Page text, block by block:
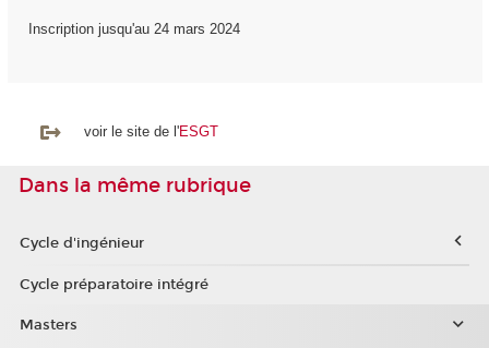
Inscription jusqu'au 24 mars 2024
voir le site de l'ESGT
Dans la même rubrique
Cycle d'ingénieur
Cycle préparatoire intégré
Masters